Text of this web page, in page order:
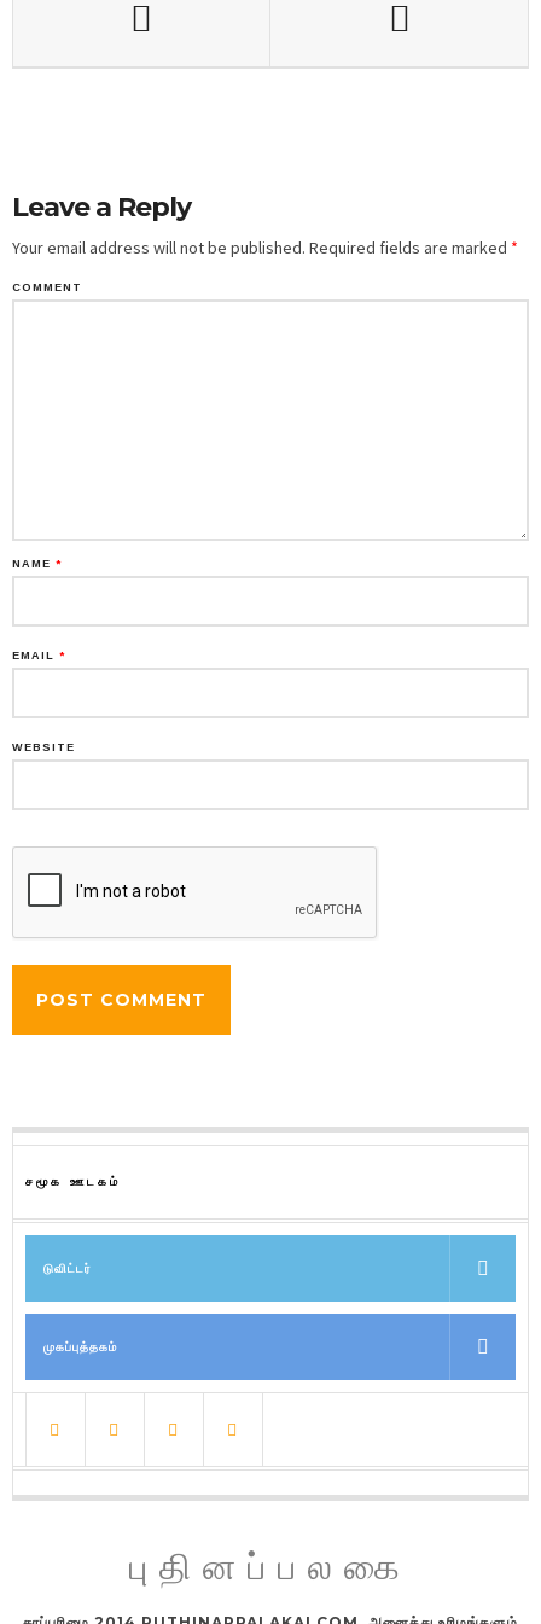
Leave a Reply
Your email address will not be published. Required fields are marked *
COMMENT
NAME *
EMAIL *
WEBSITE
சமூக ஊடகம்
டுவிட்டர்
முகப்புத்தகம்
புதினப்பலகை